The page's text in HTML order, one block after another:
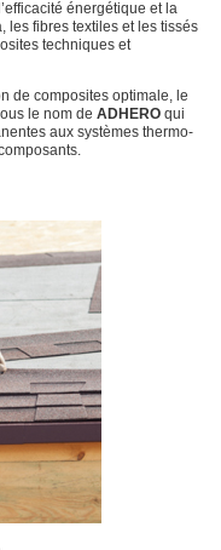
énergétique et la
les fibres textiles et les tissés
techniques et
de composites optimale, le
le nom de ADHERO qui
aux systèmes thermo-